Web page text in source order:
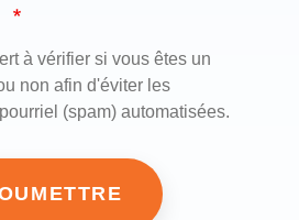
à vérifier si vous êtes un
non afin d'éviter les
(spam) automatisées.